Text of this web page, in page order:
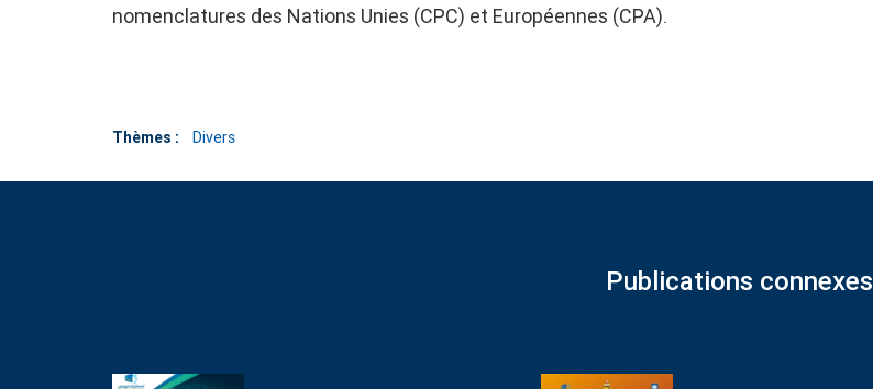
nomenclatures des Nations Unies (CPC) et Européennes (CPA).
Thèmes : Divers
Publications connexes